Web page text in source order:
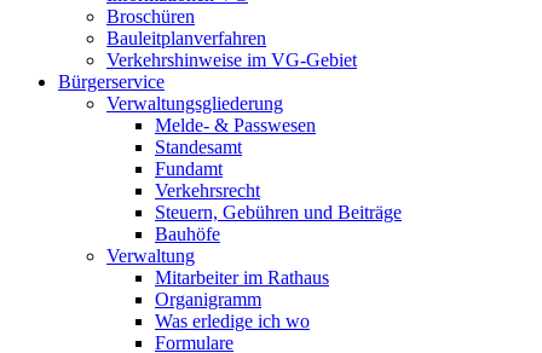
Broschüren
Bauleitplanverfahren
Verkehrshinweise im VG-Gebiet
Bürgerservice
Verwaltungsgliederung
Melde- & Passwesen
Standesamt
Fundamt
Verkehrsrecht
Steuern, Gebühren und Beiträge
Bauhöfe
Verwaltung
Mitarbeiter im Rathaus
Organigramm
Was erledige ich wo
Formulare